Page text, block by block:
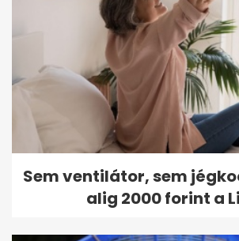
Sem ventilátor, sem
alig 2000 forint a